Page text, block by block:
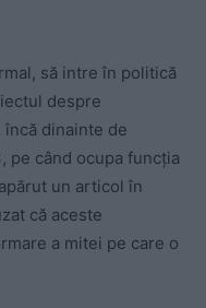
să intre în politică
despre
dinainte de
pe când ocupa funcția
un articol în
că aceste
a mitei pe care o